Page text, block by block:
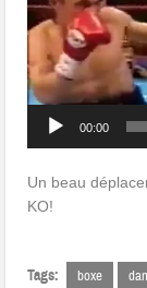
vidéo
00:00
Un beau
KO!
Tags: boxe